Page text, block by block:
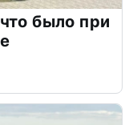
было при